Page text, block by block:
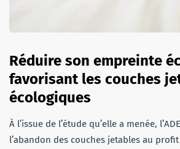
Réduire son empreinte
favorisant les couches
écologiques
À l’issue de l’étude qu’elle a menée,
l’abandon des couches jetables au